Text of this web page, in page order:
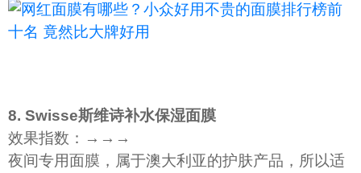
8. Swisse斯维诗补水保湿面膜
效果指数：→→→
夜间专用面膜，属于澳大利亚的护肤产品，所以适